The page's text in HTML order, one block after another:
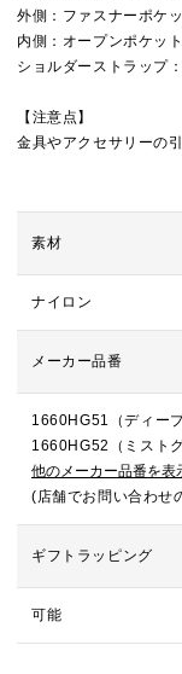
外側：ファスナーポケ
内側：オープンポケッ
ショルダーストラップ
【注意点】
金具やアクセサリーの
素材
ナイロン
メーカー品番
1660HG51（ディー
1660HG52（ミスト
他のメーカー品番を表
(店舗でお問い合わせ
ギフトラッピング
可能